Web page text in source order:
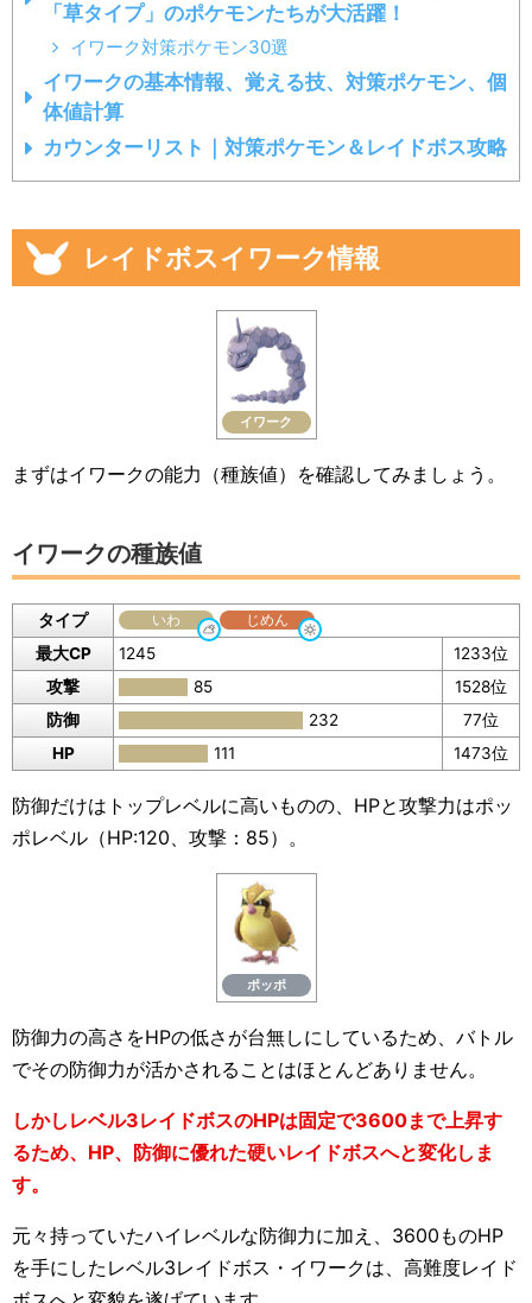
「草タイプ」のポケモンたちが大活躍！
イワーク対策ポケモン30選
イワークの基本情報、覚える技、対策ポケモン、個
体値計算
カウンターリスト｜対策ポケモン＆レイドボス攻略
レイドボスイワーク情報
イワーク
まずはイワークの能力（種族値）を確認してみましょう。
イワークの種族値
タイプ いわ じめん
最大CP 1245
1233位
攻撃
85
1528位
防御
232
77位
HP
111 1473位
防御だけはトップレベルに高いものの、HPと攻撃力はポッ
ポレベル（HP:120、攻撃：85）。
ポッポ
防御力の高さをHPの低さが台無しにしているため、バトル
でその防御力が活かされることはほとんどありません。
しかしレベル3レイドボスのHPは固定で3600まで上昇す
るため、HP、防御に優れた硬いレイドボスへと変化しま
す。
元々持っていたハイレベルな防御力に加え、3600ものHP
を手にしたレベル3レイドボス・イワークは、高難度レイド